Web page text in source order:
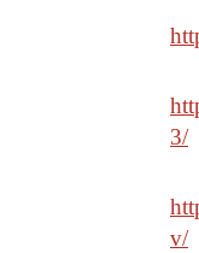
3/
v/